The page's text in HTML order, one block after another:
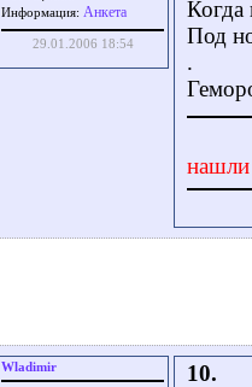
Информация: Aнкета
29.01.2006 18:54
Когда
Под
.
нашли
Wladimir
10.